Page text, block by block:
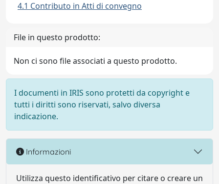
4.1 Contributo in Atti di convegno
File in questo prodotto:
Non ci sono file associati a questo prodotto.
I documenti in IRIS sono protetti da copyright e
tutti i diritti sono riservati, salvo diversa
indicazione.
Informazioni
Utilizza questo identificativo per citare o creare un